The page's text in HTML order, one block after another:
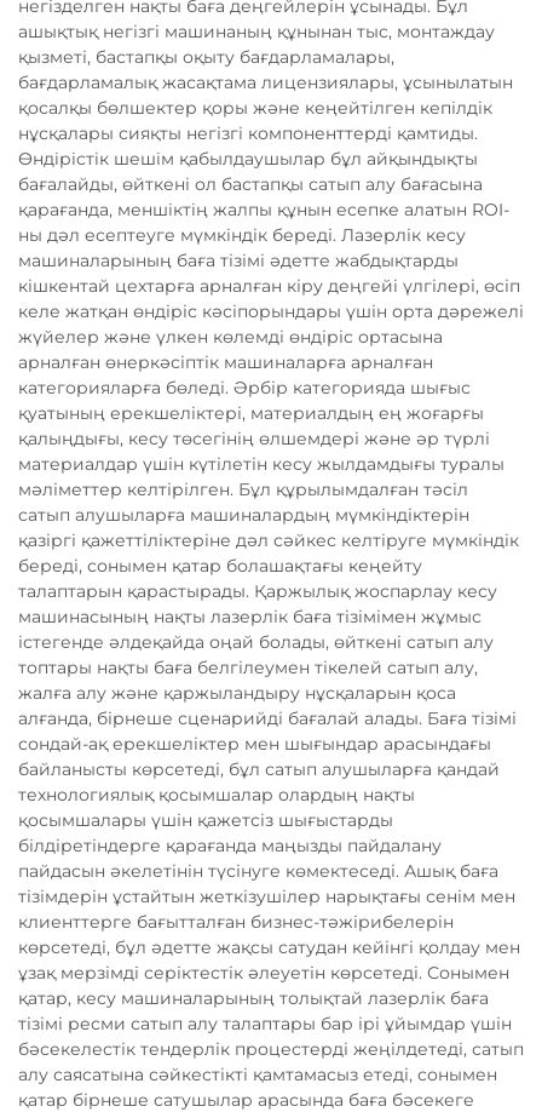
негізделген нақты баға деңгейлерін ұсынады. Бұл
ашықтық негізгі машинаның құнынан тыс, монтаждау
қызметі, бастапқы оқыту бағдарламалары,
бағдарламалық жасақтама лицензиялары, ұсынылатын
қосалқы бөлшектер қоры және кеңейтілген кепілдік
нұсқалары сияқты негізгі компоненттерді қамтиды.
Өндiрiстiк шешiм қабылдаушылар бұл айқындықты
бағалайды, өйткені ол бастапқы сатып алу бағасына
қарағанда, меншiктiң жалпы құнын есепке алатын ROI-
ны дәл есептеуге мүмкіндік береді. Лазерлік кесу
машиналарының баға тізімі әдетте жабдықтарды
кішкентай цехтарға арналған кіру деңгейі үлгілері, өсіп
келе жатқан өндіріс кәсіпорындары үшін орта дәрежелі
жүйелер және үлкен көлемді өндіріс ортасына
арналған өнеркәсіптік машиналарға арналған
категорияларға бөледі. Әрбір категорияда шығыс
қуатының ерекшеліктері, материалдың ең жоғарғы
қалыңдығы, кесу төсегінің өлшемдері және әр түрлі
материалдар үшін күтілетін кесу жылдамдығы туралы
мәліметтер келтірілген. Бұл құрылымдалған тәсіл
сатып алушыларға машиналардың мүмкіндіктерін
қазіргі қажеттіліктеріне дәл сәйкес келтіруге мүмкіндік
береді, сонымен қатар болашақтағы кеңейту
талаптарын қарастырады. Қаржылық жоспарлау кесу
машинасының нақты лазерлік баға тізімімен жұмыс
істегенде әлдеқайда оңай болады, өйткені сатып алу
топтары нақты баға белгілеумен тікелей сатып алу,
жалға алу және қаржыландыру нұсқаларын қоса
алғанда, бірнеше сценарийді бағалай алады. Баға тізімі
сондай-ақ ерекшеліктер мен шығындар арасындағы
байланысты көрсетеді, бұл сатып алушыларға қандай
технологиялық қосымшалар олардың нақты
қосымшалары үшін қажетсіз шығыстарды
білдіретіндерге қарағанда маңызды пайдалану
пайдасын әкелетінін түсінуге көмектеседі. Ашық баға
тізімдерін ұстайтын жеткізушілер нарықтағы сенім мен
клиенттерге бағытталған бизнес-тәжірибелерін
көрсетеді, бұл әдетте жақсы сатудан кейінгі қолдау мен
ұзақ мерзімді серіктестік әлеуетін көрсетеді. Сонымен
қатар, кесу машиналарының толықтай лазерлік баға
тізімі ресми сатып алу талаптары бар ірі ұйымдар үшін
бәсекелестік тендерлік процестерді жеңілдетеді, сатып
алу саясатына сәйкестікті қамтамасыз етеді, сонымен
қатар бірнеше сатушылар арасында баға бәсекеге